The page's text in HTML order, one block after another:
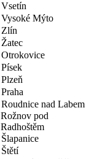
Vsetín
Vysoké Mýto
Zlín
Žatec
Otrokovice
Písek
Plzeň
Praha
Roudnice nad Labem
Rožnov pod
Radhoštěm
Šlapanice
Štětí